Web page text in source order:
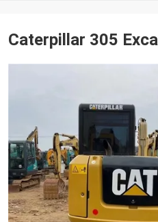
Caterpillar 305